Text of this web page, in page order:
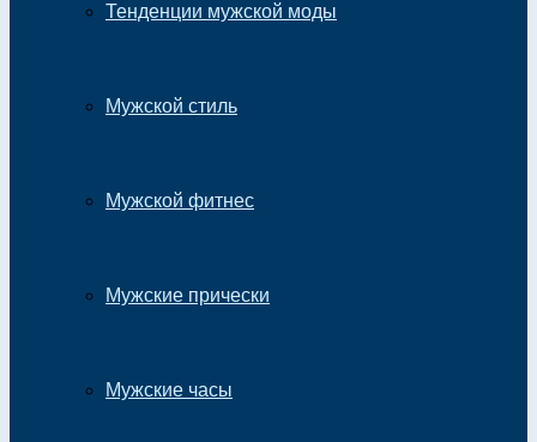
Тенденции мужской моды
Мужской стиль
Мужской фитнес
Мужские прически
Мужские часы